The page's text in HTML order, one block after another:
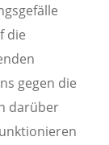
die
gegen die
darüber